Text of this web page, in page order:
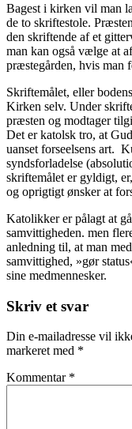
Bagest i kirken vil man
de to skriftestole.
den skriftende af et
man kan også vælge at
præstegården, hvis man
Skriftemålet, eller
Kirken selv. Under
præsten og modtager
Det er katolsk tro, at
uanset forseelsens art.
syndsforladelse
skriftemålet er gyldigt,
og oprigtigt ønsker at
Katolikker er pålagt at
samvittigheden. men
anledning til, at man
samvittighed, »gør
sine medmennesker.
Skriv et svar
Din e-mailadresse vil
markeret med *
Kommentar *